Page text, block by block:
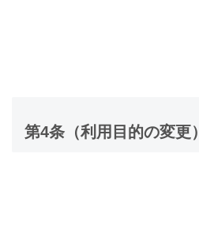
第4条（利用目的の変更）